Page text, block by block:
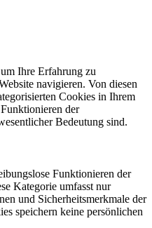
Ihre Erfahrung zu
navigieren. Von diesen
Cookies in Ihrem
der
Bedeutung sind.
Funktionieren der
Kategorie umfasst nur
und Sicherheitsmerkmale der
speichern keine persönlichen